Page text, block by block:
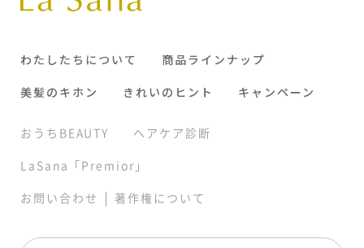
わたしたちについて
商品ラインナップ
美髪のキホン
きれいのヒント キャンペーン
おうちBEAUTY
ヘアケア診断
LaSana「Premior」
お問い合わせ | 著作権について